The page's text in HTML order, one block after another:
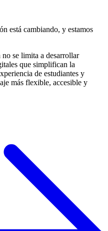
está cambiando, y estamos
se limita a desarrollar
que simplifican la
de estudiantes y
más flexible, accesible y